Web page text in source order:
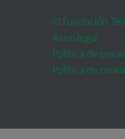
© Fundación
Aviso legal
Política de
Política de